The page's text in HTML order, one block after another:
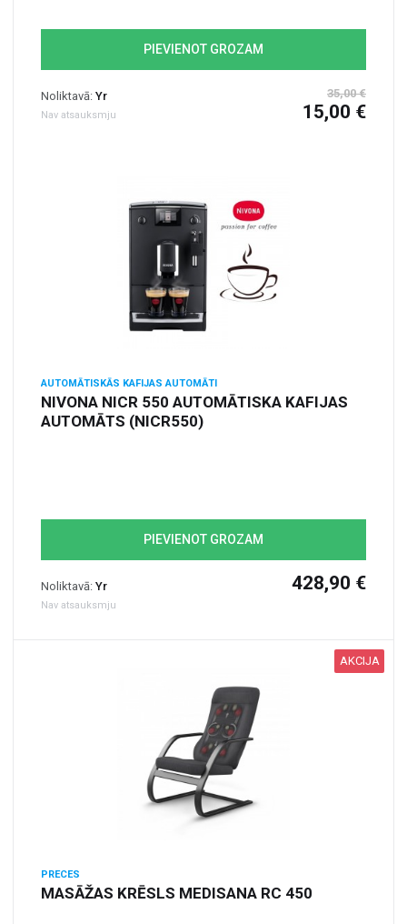
PIEVIENOT GROZAM
Noliktavā: Yr
Nav atsauksmju
35,00 €
15,00 €
AUTOMĀTISKĀS KAFIJAS AUTOMĀTI
NIVONA NICR 550 AUTOMĀTISKA KAFIJAS
AUTOMĀTS (NICR550)
PIEVIENOT GROZAM
Noliktavā: Yr
Nav atsauksmju
428,90 €
AKCIJA
PRECES
MASĀŽAS KRĒSLS MEDISANA RC 450